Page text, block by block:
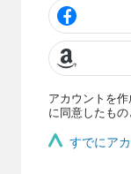
アカウントを作
に同意したもの
すでにア